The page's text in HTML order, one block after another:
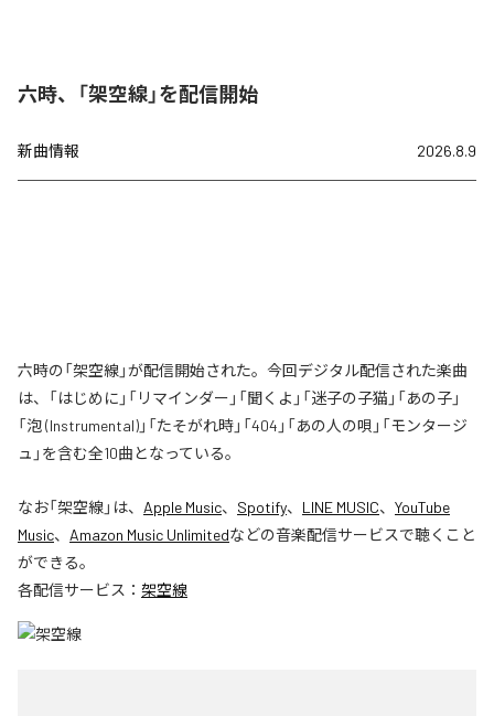
六時、「架空線」を配信開始
新曲情報 2026.8.9
六時の「架空線」が配信開始された。今回デジタル配信された楽曲
は、「はじめに」「リマインダー」「聞くよ」「迷子の子猫」「あの子」
「泡 (Instrumental)」「たそがれ時」「404」「あの人の唄」「モンタージ
ュ」を含む全10曲となっている。
なお「架空線」は、 Apple Music、 Spotify、 LINE MUSIC、 YouTube
Music、 Amazon Music Unlimitedなどの音楽配信サービスで聴くこと
ができる。
各配信サービス： 架空線